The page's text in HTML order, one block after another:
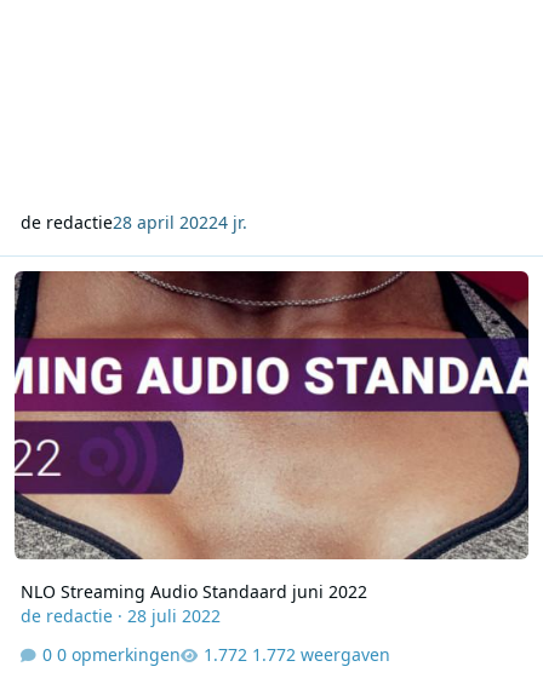
de redactie28 april 20224 jr.
NLO Streaming Audio Standaard juni 2022
NLO Streaming Audio Standaard juni 2022
de redactie· 28 juli 2022
0 opmerkingen
1.772 weergaven